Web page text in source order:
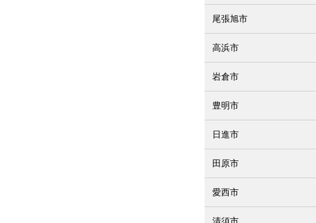
尾張旭市
高浜市
岩倉市
豊明市
日進市
田原市
愛西市